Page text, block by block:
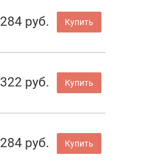
284 руб. Купить
322 руб. Купить
284 руб. Купить